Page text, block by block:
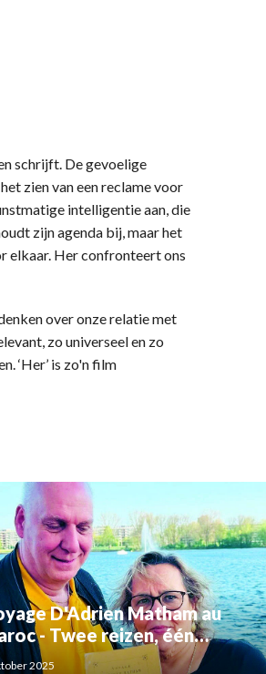
schrijft. De gevoelige
zien van een reclame voor
intelligentie aan, die
zijn agenda bij, maar het
elkaar. Her confronteert ons
over onze relatie met
zo universeel en zo
‘Her’ is zo'n film
D'Adrien Matham au
- Twee reizen, één
Adriaan Matham en
2025